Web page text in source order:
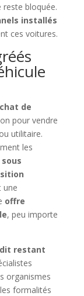
reste bloquée.
installés
ces voitures.
de
pour vendre
utilitaire.
les
une
offre
, peu importe
restant
organismes
formalités